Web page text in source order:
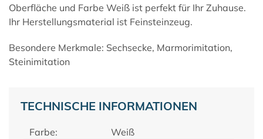
Oberfläche und Farbe Weiß ist perfekt für Ihr Zuhause.
Ihr Herstellungsmaterial ist Feinsteinzeug.
Besondere Merkmale: Sechsecke, Marmorimitation,
Steinimitation
TECHNISCHE INFORMATIONEN
Farbe:
Weiß